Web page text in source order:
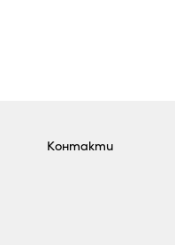
Контакти